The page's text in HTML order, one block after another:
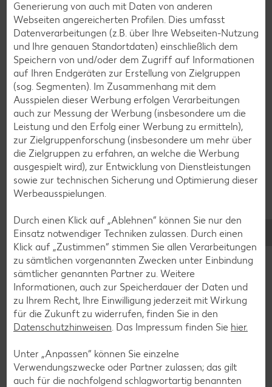
Zurück zu allen Rezepten
Glutenfreie Rezepte
Wer auf Gluten verzichtet, muss nicht automatisch auf
Vielfalt und Geschmack verzichten. Ob süß oder herzhaft –
mit unseren glutenfreien Rezepten zauberst du dir Gerichte,
die nicht nur verträglich, sondern auch richtig lecker sind.
Rezepte entdecken
Generierung von auch mit Daten von anderen
Webseiten angereicherten Profilen. Dies umfasst
Datenverarbeitungen (z.B. über Ihre Webseiten-Nutzung
und Ihre genauen Standortdaten) einschließlich dem
Speichern von und/oder dem Zugriff auf Informationen
auf Ihren Endgeräten zur Erstellung von Zielgruppen
(sog. Segmenten). Im Zusammenhang mit dem
Ausspielen dieser Werbung erfolgen Verarbeitungen
auch zur Messung der Werbung (insbesondere um die
Leistung und den Erfolg einer Werbung zu ermitteln),
zur Zielgruppenforschung (insbesondere um mehr über
die Zielgruppen zu erfahren, an welche die Werbung
ausgespielt wird), zur Entwicklung von Dienstleistungen
sowie zur technischen Sicherung und Optimierung dieser
Werbeausspielungen.
Durch einen Klick auf „Ablehnen“ können Sie nur den
Einsatz notwendiger Techniken zulassen. Durch einen
Klick auf „Zustimmen“ stimmen Sie allen Verarbeitungen
zu sämtlichen vorgenannten Zwecken unter Einbindung
sämtlicher genannten Partner zu. Weitere
Informationen, auch zur Speicherdauer der Daten und
zu Ihrem Recht, Ihre Einwilligung jederzeit mit Wirkung
für die Zukunft zu widerrufen, finden Sie in den
Datenschutzhinweisen. Das Impressum finden Sie hier.
Unter „Anpassen“ können Sie einzelne
Verwendungszwecke oder Partner zulassen; das gilt
auch für die nachfolgend schlagwortartig benannten